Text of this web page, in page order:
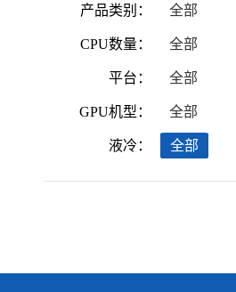
产品类别：
CPU数量：
平台：
GPU机型：
液冷：
全部
全部
全部
全部
全部